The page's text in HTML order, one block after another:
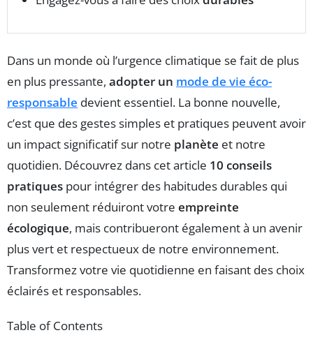
Dans un monde où l’urgence climatique se fait de plus
en plus pressante, adopter un mode de vie éco-
responsable devient essentiel. La bonne nouvelle,
c’est que des gestes simples et pratiques peuvent avoir
un impact significatif sur notre planète et notre
quotidien. Découvrez dans cet article 10 conseils
pratiques pour intégrer des habitudes durables qui
non seulement réduiront votre empreinte
écologique, mais contribueront également à un avenir
plus vert et respectueux de notre environnement.
Transformez votre vie quotidienne en faisant des choix
éclairés et responsables.
Table of Contents